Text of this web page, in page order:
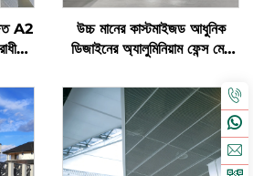
A2
উচ্চ মানের কাস্টমাইজড আধুনিক
ডিজাইনের অ্যালুমিনিয়াম ফেন্স মেশ